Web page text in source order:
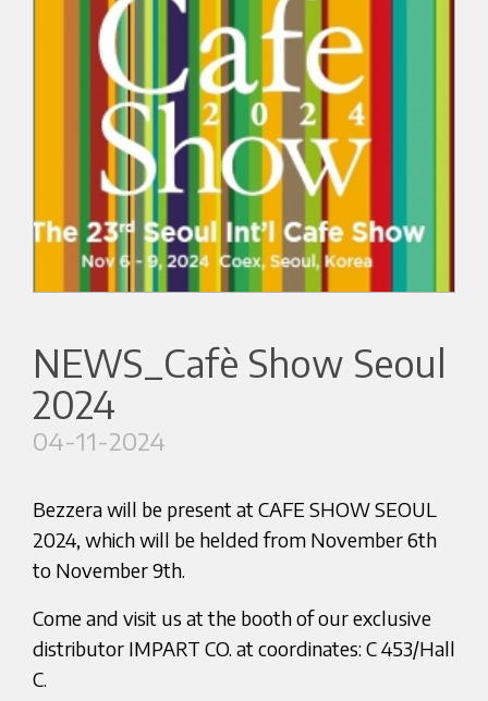
NEWS_Cafè Show Seoul
2024
04-11-2024
Bezzera will be present at CAFE SHOW SEOUL
2024, which will be helded from November 6th
to November 9th.
Come and visit us at the booth of our exclusive
distributor IMPART CO. at coordinates: C 453/Hall
C.